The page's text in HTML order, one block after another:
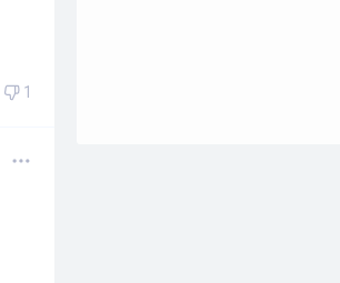
1